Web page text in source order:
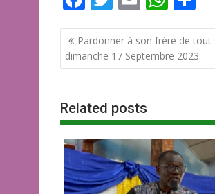
ac
e
b
o
k
w
itt
er
m
ai
l
h
at
s
p
ta
g
Navigation
de
l’article
Pardonner à son frère de
dimanche 17 Septembre 2023.
Related posts